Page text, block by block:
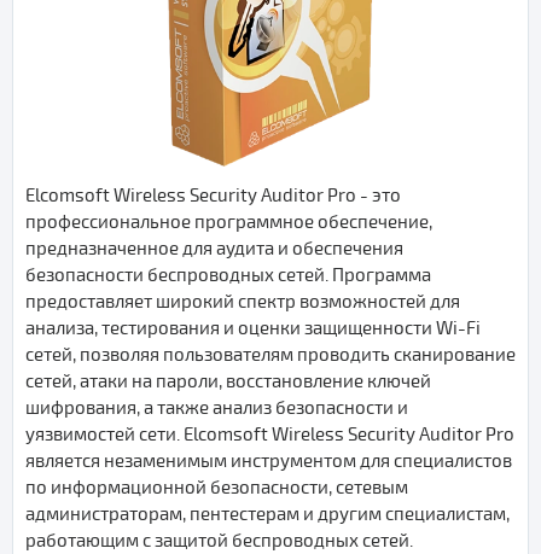
Elcomsoft Wireless Security Auditor Pro - это
профессиональное программное обеспечение,
предназначенное для аудита и обеспечения
безопасности беспроводных сетей. Программа
предоставляет широкий спектр возможностей для
анализа, тестирования и оценки защищенности Wi-Fi
сетей, позволяя пользователям проводить сканирование
сетей, атаки на пароли, восстановление ключей
шифрования, а также анализ безопасности и
уязвимостей сети. Elcomsoft Wireless Security Auditor Pro
является незаменимым инструментом для специалистов
по информационной безопасности, сетевым
администраторам, пентестерам и другим специалистам,
работающим с защитой беспроводных сетей.